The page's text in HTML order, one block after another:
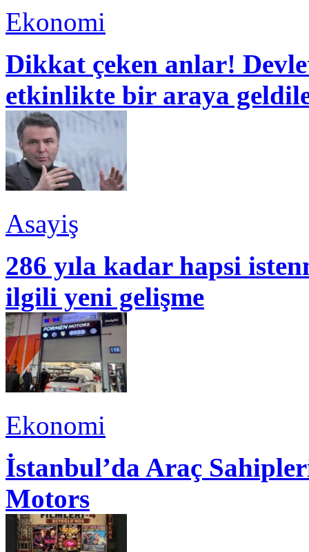
Ekonomi
Dikkat çeken anlar!
etkinlikte bir araya
Asayiş
286 yıla kadar hapsi
ilgili yeni gelişme
Ekonomi
İstanbul’da Araç
Motors